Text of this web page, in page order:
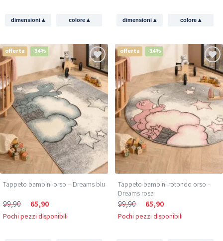
dimensioni▴ colore ▴ dimensioni▴ colore ▴
offerta -34%
Tappeto bambini orso – Dreams blu
99,90 65,90
Pochi pezzi disponibili
offerta -34%
Tappeto bambini rotondo orso –
Dreams rosa
99,90 65,90
Pochi pezzi disponibili